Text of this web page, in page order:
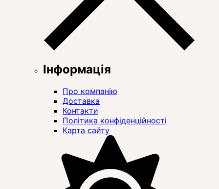
Інформація
Про компанію
Доставка
Контакти
Політика конфіденційності
Карта сайту